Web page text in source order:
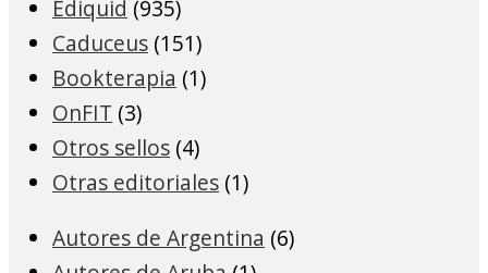
Ediquid (935)
Caduceus (151)
Bookterapia (1)
OnFIT (3)
Otros sellos (4)
Otras editoriales (1)
Autores de Argentina (6)